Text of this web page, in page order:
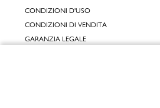
CONDIZIONI D'USO
CONDIZIONI DI VENDITA
GARANZIA LEGALE